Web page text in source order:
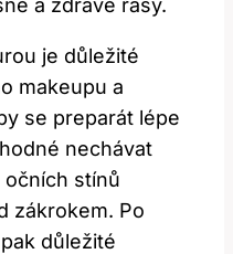
je důležité
makeupu a
se preparát lépe
nechávat
očních stínů
zákrokem. Po
důležité